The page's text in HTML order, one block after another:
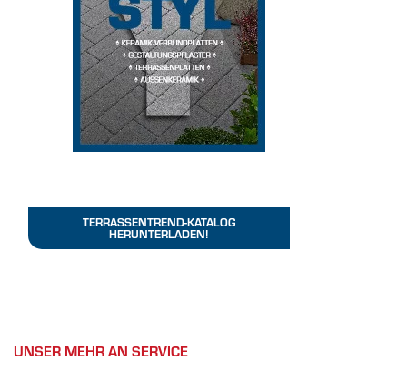
TERRASSENTREND-KATALOG
HERUNTERLADEN!
UNSER MEHR AN SERVICE